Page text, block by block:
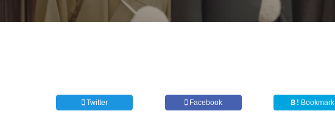
Twitter Facebook Ｂ! Bookmark